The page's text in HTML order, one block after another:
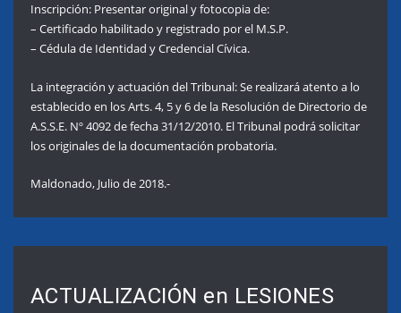
Inscripción: Presentar original y fotocopia de:
– Certificado habilitado y registrado por el M.S.P.
– Cédula de Identidad y Credencial Cívica.
La integración y actuación del Tribunal: Se realizará atento a lo
establecido en los Arts. 4, 5 y 6 de la Resolución de Directorio de
A.S.S.E. Nº 4092 de fecha 31/12/2010. El Tribunal podrá solicitar
los originales de la documentación probatoria.
Maldonado, Julio de 2018.-
ACTUALIZACIÓN en LESIONES